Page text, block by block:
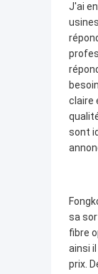
J'ai
claire
sont
sa
fibre
ainsi
prix.